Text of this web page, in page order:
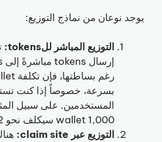
يوجد نوعان من نماذج التوزيع:
التوزيع المباشر للtokens:
بسرعة، خصوصاً إذا كنت
المستخدمين. على سبيل
1,000 wallet سيكلف نحو 2 Solana.
التوزيع عبر claim site: